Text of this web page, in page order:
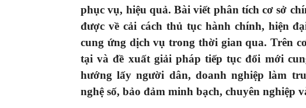
phục vụ, hiệu quả. Bài viết phân tích cơ sở
được về cải cách thủ tục hành chính, hiện
cung ứng dịch vụ trong thời gian qua. Trên
tại và đề xuất giải pháp tiếp tục đổi mới
hướng lấy người dân, doanh nghiệp làm
nghệ số, bảo đảm minh bạch, chuyên nghiệp